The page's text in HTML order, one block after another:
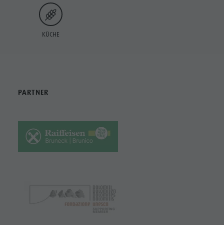
KÜCHE
PARTNER